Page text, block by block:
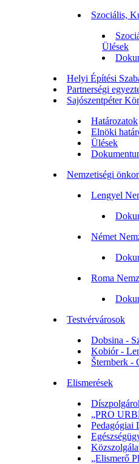
Szociális,
Ülések
Helyi Építési
Partnerségi
Sajószentpéter
Határozatok
Elnöki
Ülések
Nemzetiségi
Lengyel
Német
Roma
Testvérvárosok
Dobsina -
Kobiór -
Šternberk -
Elismerések
„PRO
Pedagógiai
„Elismerő